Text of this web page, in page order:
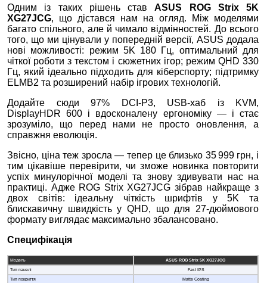
Одним із таких рішень ставASUS ROG Strix 5K
XG27JCG, що дістався нам на огляд. Між моделями
багато спільного, але й чимало відмінностей. До всього
того, що ми цінували у попередній версії, ASUS додала
нові можливості: режим 5K 180 Гц, оптимальний для
чіткої роботи з текстом і сюжетних ігор; режим QHD 330
Гц, який ідеально підходить для кіберспорту; підтримку
ELMB2 та розширений набір ігрових технологій.
Додайте сюди 97% DCI‑P3, USB‑хаб із KVM,
DisplayHDR 600 і вдосконалену ергономіку — і стає
зрозуміло, що перед нами не просто оновлення, а
справжня еволюція.
Звісно, ціна теж зросла — тепер це близько 35 999 грн, і
тим цікавіше перевірити, чи зможе новинка повторити
успіх минулорічної моделі та знову здивувати нас на
практиці. Адже ROG Strix XG27JCG зібрав найкраще з
двох світів: ідеальну чіткість шрифтів у 5K та
блискавичну швидкість у QHD, що для 27‑дюймового
формату виглядає максимально збалансовано.
Специфікація
Модель
ASUS ROG Strix 5K XG27JCG
Тип панелі
Fast IPS
Тип покриття
Matte Coating